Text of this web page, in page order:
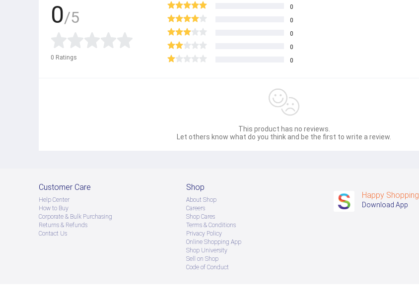
0/5
0 Ratings
0
0
0
0
0
This product has no reviews.
Let others know what do you think and be the first to write a review.
Customer Care
Help Center
How to Buy
Corporate & Bulk Purchasing
Returns & Refunds
Contact Us
Shop
About Shop
Careers
Shop Cares
Terms & Conditions
Privacy Policy
Online Shopping App
Shop University
Sell on Shop
Code of Conduct
Happy Shopping
Download App